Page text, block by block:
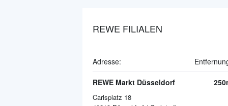
REWE FILIALEN
Adresse:
REWE Markt Düsseldorf
Carlsplatz 18